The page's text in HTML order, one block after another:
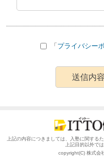
「プライバシー
上記の内容につきましては、入塾に関する
上記目的以外で
copyright(C) 株式会